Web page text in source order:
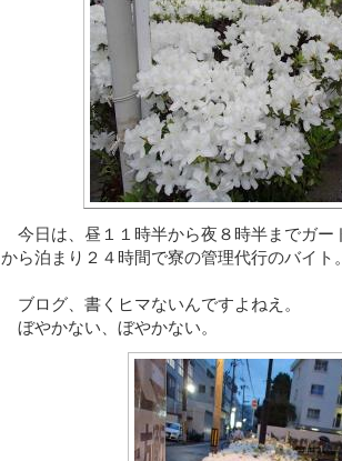
今日は、昼１１時半から夜８時半までガー
から泊まり２４時間で寮の管理代行のバイト
ブログ、書くヒマないんですよねえ。
ぼやかない、ぼやかない。